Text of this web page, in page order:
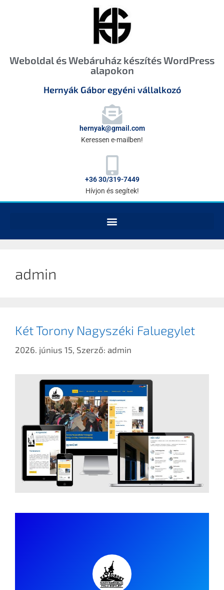
Weboldal és Webáruház készítés WordPress
alapokon
Hernyák Gábor egyéni vállalkozó
hernyak@gmail.com
Keressen e-mailben!
+36 30/319-7449
Hívjon és segítek!
admin
Két Torony Nagyszéki Faluegylet
2026. június 15, Szerző: admin